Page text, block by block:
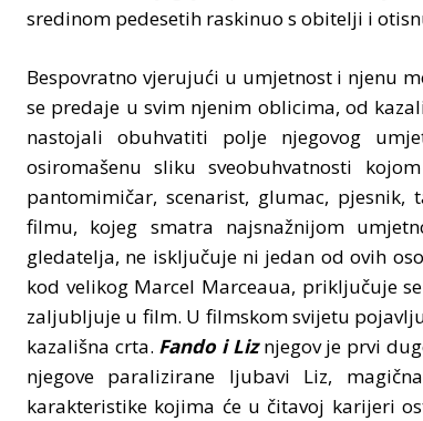
sredinom pedesetih raskinuo s obitelji i
Bespovratno vjerujući u umjetnost i njenu
se predaje u svim njenim oblicima, od
nastojali obuhvatiti polje njegovog
osiromašenu sliku sveobuhvatnosti
pantomimičar, scenarist, glumac,
filmu, kojeg smatra najsnažnijom
gledatelja, ne isključuje ni jedan od ovih
kod velikog Marcel Marceaua, priključuje
zaljubljuje u film. U filmskom svijetu
kazališna crta. Fando i Liznjegov je prvi
njegove paralizirane ljubavi Liz,
karakteristike kojima će u čitavoj karijeri